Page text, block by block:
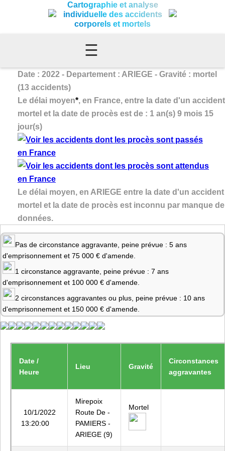
Cartographie et analyse
individuelle des accidents
corporels et mortels
☰
Date : 2022 - Departement : ARIEGE - Gravité : mortel
(13 accidents)
Le délai moyen*, en France, entre la date d'un accident
mortel et la date de procès est de : 1 an(s) 9 mois 15
jour(s)
Le délai moyen, en ARIEGE entre la date d'un accident
mortel et la date de procès est inconnu par manque de
données.
Pas de circonstance aggravante, peine prévue : 5 ans
d'emprisonnement et 75 000 € d'amende.
1 circonstance aggravante, peine prévue : 7 ans
d'emprisonnement et 100 000 € d'amende.
2 circonstances aggravantes ou plus, peine prévue : 10 ans
d'emprisonnement et 150 000 € d'amende.
Date /
Heure
Lieu Gravité
Circonstances
aggravantes
10/1/2022
13:20:00
Mirepoix
Route De -
PAMIERS -
ARIEGE (9)
Mortel